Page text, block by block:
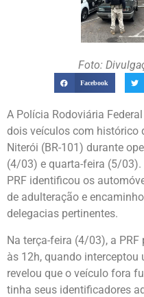
Foto:
Facebook
A Polícia Rodoviária
dois veículos com histórico
Niterói (BR-101) durante
(4/03) e quarta-feira (5/
PRF identificou os
de adulteração e
delegacias pertinentes.
Na terça-feira (4/03), a
às 12h, quando
revelou que o veículo fora
tinha seus identificadores